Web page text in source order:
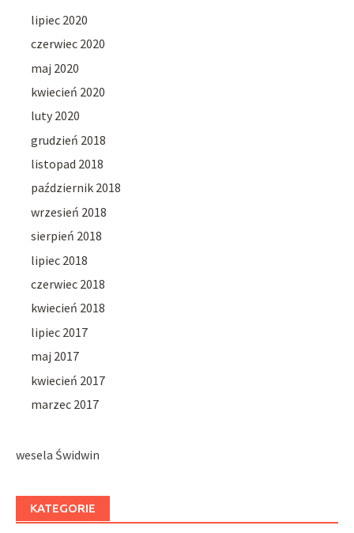
lipiec 2020
czerwiec 2020
maj 2020
kwiecień 2020
luty 2020
grudzień 2018
listopad 2018
październik 2018
wrzesień 2018
sierpień 2018
lipiec 2018
czerwiec 2018
kwiecień 2018
lipiec 2017
maj 2017
kwiecień 2017
marzec 2017
wesela Świdwin
KATEGORIE